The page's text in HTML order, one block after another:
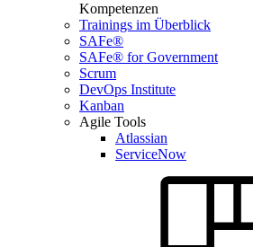
Kompetenzen
Trainings im Überblick
SAFe®
SAFe® for Government
Scrum
DevOps Institute
Kanban
Agile Tools
Atlassian
ServiceNow